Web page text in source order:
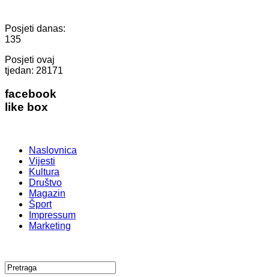
Posjeti danas:
135
Posjeti ovaj
tjedan: 28171
facebook
like box
Naslovnica
Vijesti
Kultura
Društvo
Magazin
Šport
Impressum
Marketing